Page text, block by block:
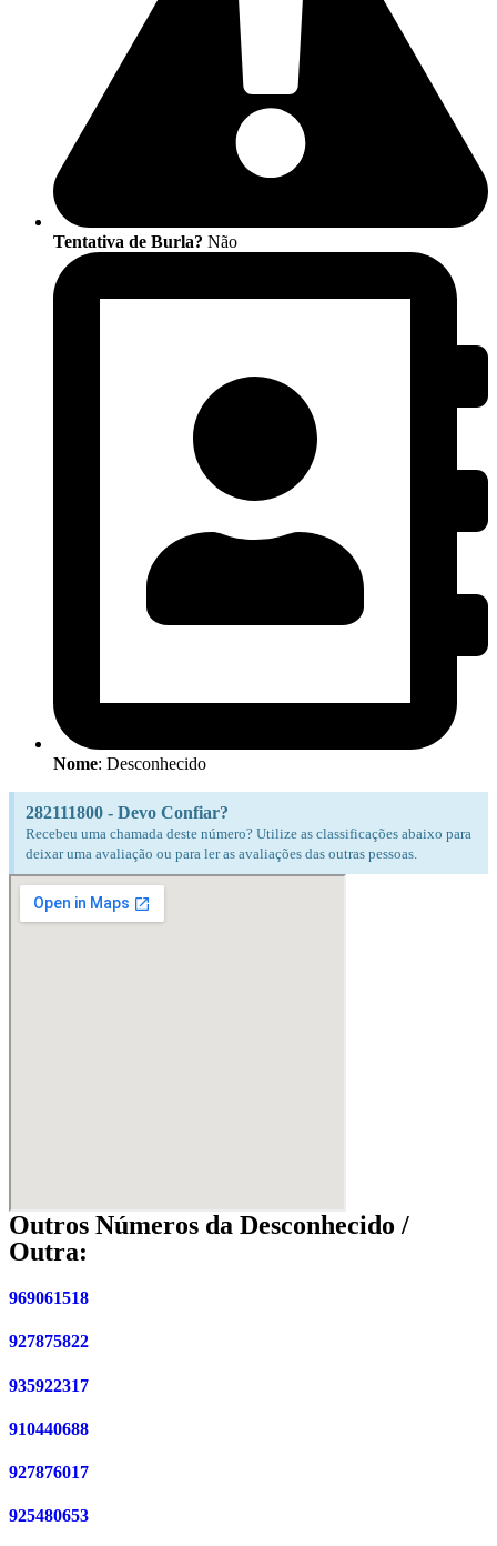
Tentativa de Burla? Não
Nome: Desconhecido
282111800 - Devo Confiar?
Recebeu uma chamada deste número? Utilize as classificações abaixo para
deixar uma avaliação ou para ler as avaliações das outras pessoas.
Outros Números da Desconhecido /
Outra:
969061518
927875822
935922317
910440688
927876017
925480653